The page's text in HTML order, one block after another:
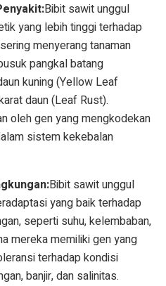
Bibit sawit unggul
yang lebih tinggi terhadap
menyerang tanaman
pangkal batang
kuning (Yellow Leaf
daun (Leaf Rust).
oleh gen yang mengkodekan
sistem kekebalan
Bibit sawit unggul
yang baik terhadap
seperti suhu, kelembaban,
mereka memiliki gen yang
terhadap kondisi
banjir, dan salinitas.